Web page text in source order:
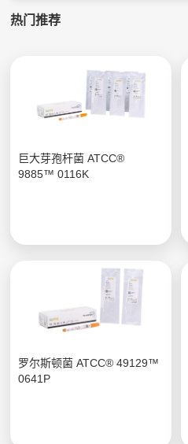
热门推荐
巨大芽孢杆菌 ATCC®
9885™ 0116K
罗尔斯顿菌 ATCC® 49129™
0641P